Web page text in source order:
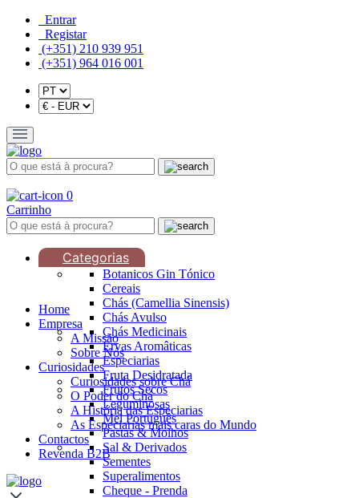
Entrar
Registar
(+351) 210 939 951
(+351) 964 016 001
0
Carrinho
Categorias
Botanicos Gin Tónico
Cereais
Chás (Camellia Sinensis)
Chás Avulso
Chás Medicinais
Ervas Aromâticas
Especiarias
Fruta Desidratada
Frutos Secos
Leguminosas
Mel Português
Pastas & Molhos
Sal & Derivados
Sementes
Superalimentos
Cheque - Prenda
Home
Empresa
A Missão
Sobre Nós
Curiosidades
Curiosidades sobre Chá
O Poder do Chá
A História das Especiarias
As Especiarias mais caras do Mundo
Contactos
Revenda B2B